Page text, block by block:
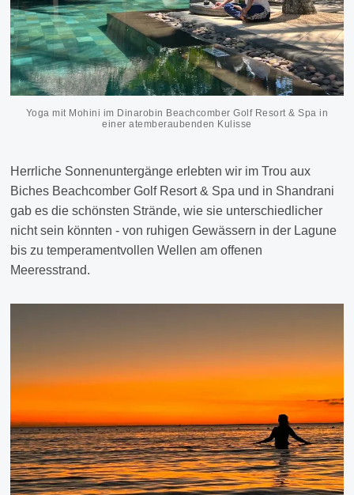
Yoga mit Mohini im Dinarobin Beachcomber Golf Resort & Spa in
einer atemberaubenden Kulisse
Herrliche Sonnenuntergänge erlebten wir im Trou aux
Biches Beachcomber Golf Resort & Spa und in Shandrani
gab es die schönsten Strände, wie sie unterschiedlicher
nicht sein könnten - von ruhigen Gewässern in der Lagune
bis zu temperamentvollen Wellen am offenen
Meeresstrand.